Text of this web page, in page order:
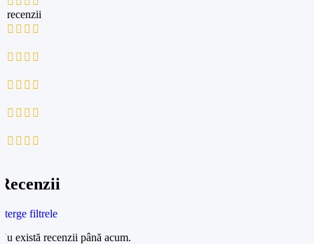
recenzii
filtrele
există recenzii până acum.